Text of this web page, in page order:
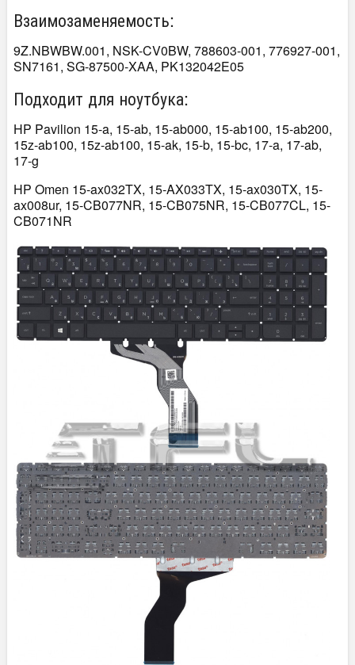
Взаимозаменяемость:
9Z.NBWBW.001, NSK-CV0BW, 788603-001, 776927-001,
SN7161, SG-87500-XAA, PK132042E05
Подходит для ноутбука:
HP Pavilion 15-a, 15-ab, 15-ab000, 15-ab100, 15-ab200,
15z-ab100, 15z-ab100, 15-ak, 15-b, 15-bc, 17-a, 17-ab,
17-g
HP Omen 15-ax032TX, 15-AX033TX, 15-ax030TX, 15-
ax008ur, 15-CB077NR, 15-CB075NR, 15-CB077CL, 15-
CB071NR